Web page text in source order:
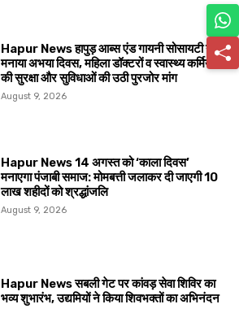
Hapur News हापुड़ आब्स एंड गायनी सोसायटी ने
मनाया अभया दिवस, महिला डॉक्टरों व स्वास्थ्य कर्मियों
की सुरक्षा और सुविधाओं की उठी पुरजोर मांग
August 9, 2026
Hapur News 14 अगस्त को ‘काला दिवस’
मनाएगा पंजाबी समाज: मोमबत्ती जलाकर दी जाएगी 10
लाख शहीदों को श्रद्धांजलि
August 9, 2026
Hapur News सबली गेट पर कांवड़ सेवा शिविर का
भव्य शुभारंभ, उद्यमियों ने किया शिवभक्तों का अभिनंदन